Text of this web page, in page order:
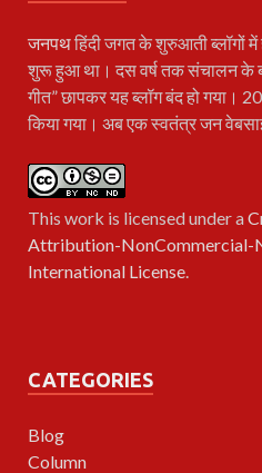
जनपथहिंदी जगत के शुरुआती ब्लॉगों
शुरू हुआ था। दस वर्ष तक संचालन के
गीत” छापकर यह ब्लॉग बंद हो गया।
किया गया। अब एक स्वतंत्र जन
This work is licensed under a
Attribution-NonCommercial-
International License.
CATEGORIES
Blog
Column